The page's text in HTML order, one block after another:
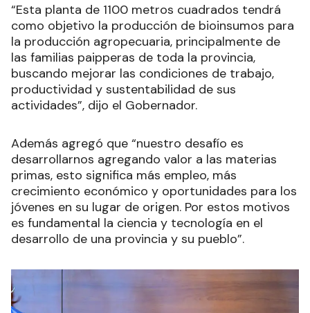
“Esta planta de 1100 metros cuadrados tendrá
como objetivo la producción de bioinsumos para
la producción agropecuaria, principalmente de
las familias paipperas de toda la provincia,
buscando mejorar las condiciones de trabajo,
productividad y sustentabilidad de sus
actividades”, dijo el Gobernador.
Además agregó que “nuestro desafío es
desarrollarnos agregando valor a las materias
primas, esto significa más empleo, más
crecimiento económico y oportunidades para los
jóvenes en su lugar de origen. Por estos motivos
es fundamental la ciencia y tecnología en el
desarrollo de una provincia y su pueblo”.